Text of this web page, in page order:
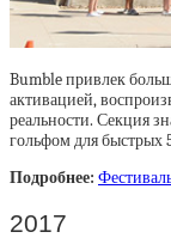
Bumble привлек
активацией,
реальности. Секция
гольфом для
Подробнее:
2017